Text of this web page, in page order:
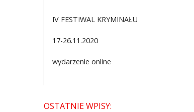
IV FESTIWAL KRYMINAŁU
17-26.11.2020
wydarzenie online
OSTATNIE WPISY: